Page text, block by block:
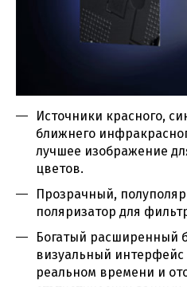
Источники красного,
ближнего
лучшее изображение
цветов.
Прозрачный,
поляризатор для
Богатый расширенный
визуальный
реальном времени и